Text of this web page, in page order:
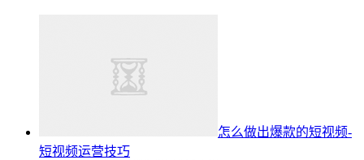
怎么做出爆款的短视频-
短视频运营技巧